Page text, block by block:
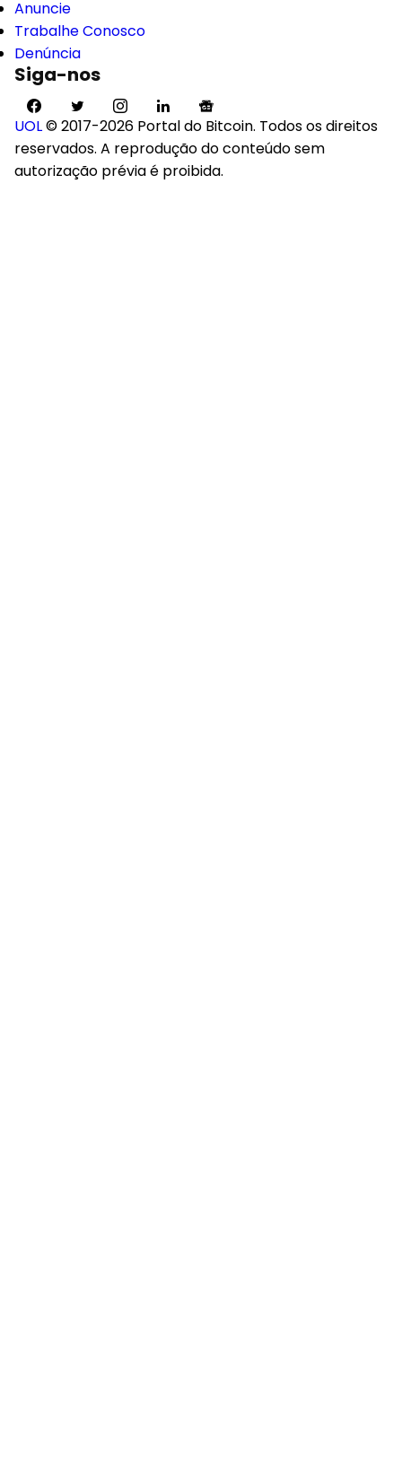
Anuncie
Trabalhe Conosco
Denúncia
Siga-nos
UOL© 2017-2026 Portal do Bitcoin. Todos os direitos
reservados. A reprodução do conteúdo sem
autorização prévia é proibida.